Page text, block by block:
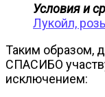
Условия и
Лукойл,
Таким образом,
СПАСИБО
исключением: